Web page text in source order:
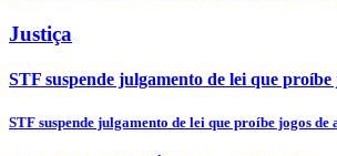
Justiça
STF suspende julgamento de lei que proíbe
STF suspende julgamento de lei que proíbe jogos de